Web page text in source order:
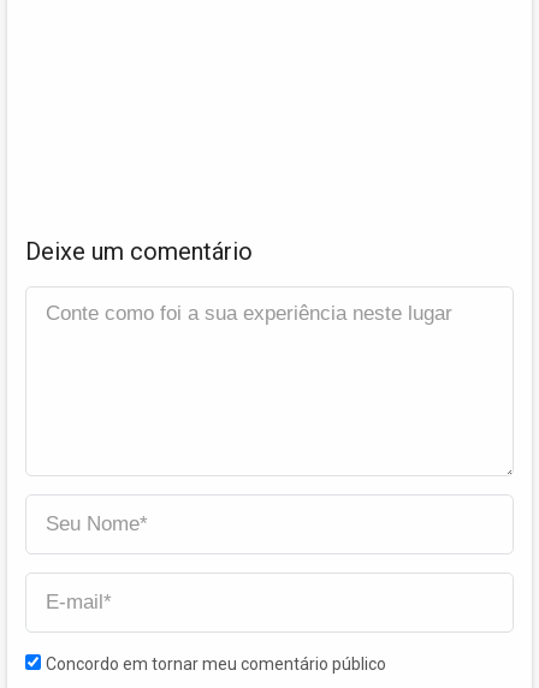
Deixe um comentário
Concordo em tornar meu comentário público